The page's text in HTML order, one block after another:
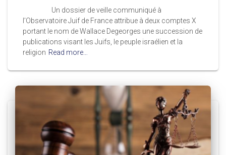
Un dossier de veille communiqué à
l’Observatoire Juif de France attribue à deux comptes X
portant le nom de Wallace Degeorges une succession de
publications visant les Juifs, le peuple israélien et la
religion Read more…